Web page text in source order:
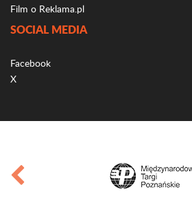
Film o Reklama.pl
SOCIAL MEDIA
Facebook
X